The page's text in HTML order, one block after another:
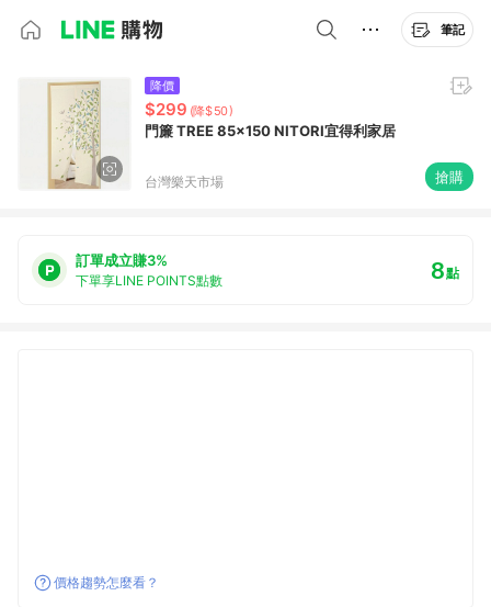
筆記
降價
$299 (降$50)
門簾 TREE 85×150 NITORI宜得利家居
台灣樂天市場 搶購
訂單成立賺3%
下單享LINE POINTS點數 8點
價格趨勢怎麼看？